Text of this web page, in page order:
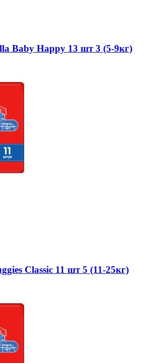
Baby Happy 13 шт 3 (5-9кг)
Classic 11 шт 5 (11-25кг)